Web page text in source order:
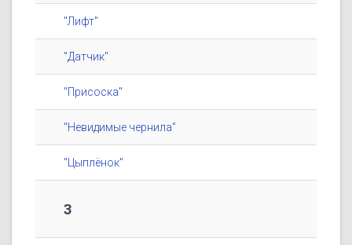
"Лифт"
"Датчик"
"Присоска"
"Невидимые чернила"
"Цыплёнок"
3